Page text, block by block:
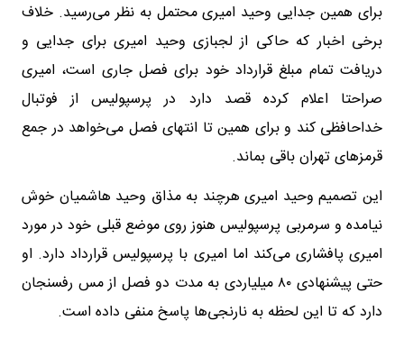
برای همین جدایی وحید امیری محتمل به نظر می‌رسید. خلاف
برخی اخبار که حاکی از لجبازی وحید امیری برای جدایی و
دریافت تمام مبلغ قرارداد خود برای فصل جاری است، امیری
صراحتا اعلام کرده قصد دارد در پرسپولیس از فوتبال
خداحافظی کند و برای همین تا انتهای فصل می‌خواهد در جمع
قرمزهای تهران باقی بماند.
این تصمیم وحید امیری هرچند به مذاق وحید هاشمیان خوش
نیامده و سرمربی پرسپولیس هنوز روی موضع قبلی خود در مورد
امیری پافشاری می‌کند اما امیری با پرسپولیس قرارداد دارد. او
حتی پیشنهادی ۸۰ میلیاردی به مدت دو فصل از مس رفسنجان
دارد که تا این لحظه به نارنجی‌ها پاسخ منفی داده است.